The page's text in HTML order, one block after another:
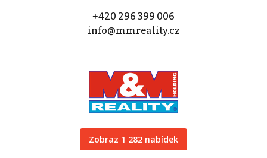
+420 296 399 006
info@mmreality.cz
Zobraz 1 282 nabídek